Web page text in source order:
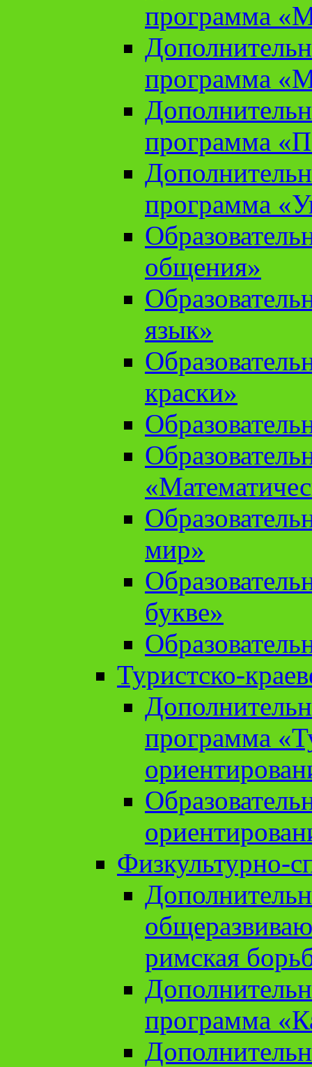
программа
программа
программа
программа
общения»
язык»
краски»
мир»
букве»
Туристско-
программа
Физкультурно-
римская
программа